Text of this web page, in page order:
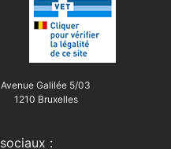
Avenue Galilée 5/03
1210 Bruxelles
: